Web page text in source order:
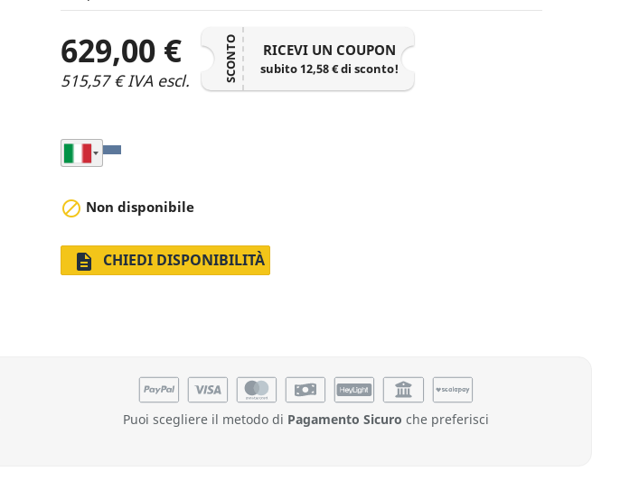
629,00 €
515,57 € IVA escl. SCONTO RICEVI UN COUPON
subito 12,58 € di sconto!
Seleziona Nazione di Spedizione
 Non disponibile
description CHIEDI DISPONIBILITÀ
Puoi scegliere il metodo di Pagamento Sicuro che preferisci